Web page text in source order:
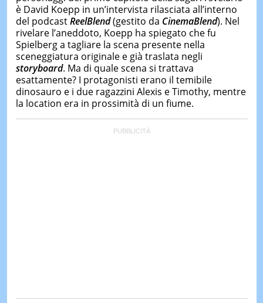
è David Koepp in un’intervista rilasciata all’interno
del podcastReelBlend(gestito da CinemaBlend). Nel
rivelare l’aneddoto, Koepp ha spiegato che fu
Spielberg a tagliare la scena presente nella
sceneggiatura originale e già traslata negli
storyboard. Ma di quale scena si trattava
esattamente? I protagonisti erano il temibile
dinosauro e i due ragazzini Alexis e Timothy, mentre
la location era in prossimità di un fiume.